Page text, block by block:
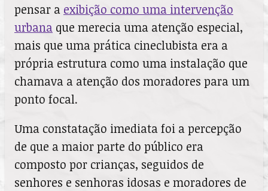
pensar a exibição como uma intervenção
urbana que merecia uma atenção especial,
mais que uma prática cineclubista era a
própria estrutura como uma instalação que
chamava a atenção dos moradores para um
ponto focal.
Uma constatação imediata foi a percepção
de que a maior parte do público era
composto por crianças, seguidos de
senhores e senhoras idosas e moradores de